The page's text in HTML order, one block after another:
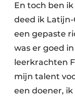
En toch ben
deed ik
een gepaste
was er goed
leerkrachten
mijn talent
een doener,